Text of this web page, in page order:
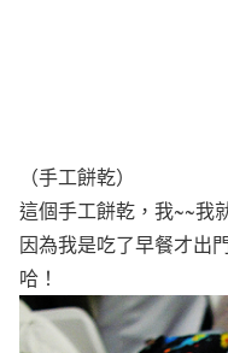
（手工餅乾）
這個手工餅乾，我~~我
因為我是吃了早餐才出
哈！